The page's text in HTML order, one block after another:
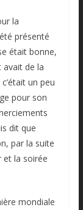
la
présenté
était bonne,
avait de la
un peu
pour son
dit que
par la suite
et la soirée
mondiale